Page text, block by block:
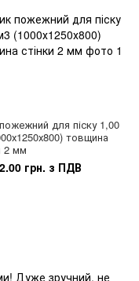
для піску 1,00
товщина
2 мм
грн. з ПДВ
Дуже зручний, не